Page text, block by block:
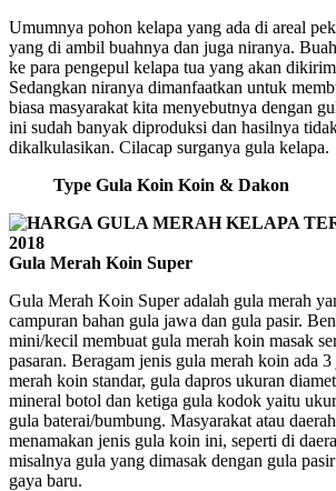
Umumnya pohon kelapa yang ada di areal
yang di ambil buahnya dan juga niranya.
ke para pengepul kelapa tua yang akan
Sedangkan niranya dimanfaatkan untuk
biasa masyarakat kita menyebutnya dengan
ini sudah banyak diproduksi dan hasilnya
dikalkulasikan. Cilacap surganya gula kelapa.
Type Gula Koin Koin & Dakon
Gula Merah Koin Super
Gula Merah Koin Super adalah gula merah
campuran bahan gula jawa dan gula pasir.
mini/kecil membuat gula merah koin masak
pasaran. Beragam jenis gula merah koin ada
merah koin standar, gula dapros ukuran
mineral botol dan ketiga gula kodok yaitu
gula baterai/bumbung. Masyarakat atau
menamakan jenis gula koin ini, seperti di
misalnya gula yang dimasak dengan gula
gaya baru.